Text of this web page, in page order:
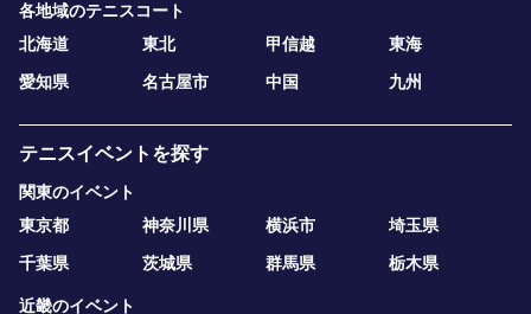
各地域のテニスコート
北海道
東北 甲信越
東海
愛知県
名古屋市 中国 九州
テニスイベントを探す
関東のイベント
東京都
神奈川県 横浜市
埼玉県
千葉県
茨城県 群馬県 栃木県
近畿のイベント